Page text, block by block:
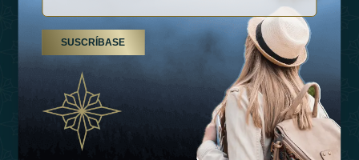
Tipos De Vacaciones
SUSCRÍBASE